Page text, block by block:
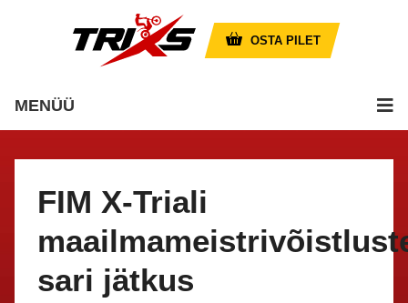
OSTA PILET
MENÜÜ
FIM X-Triali
sari jätkus